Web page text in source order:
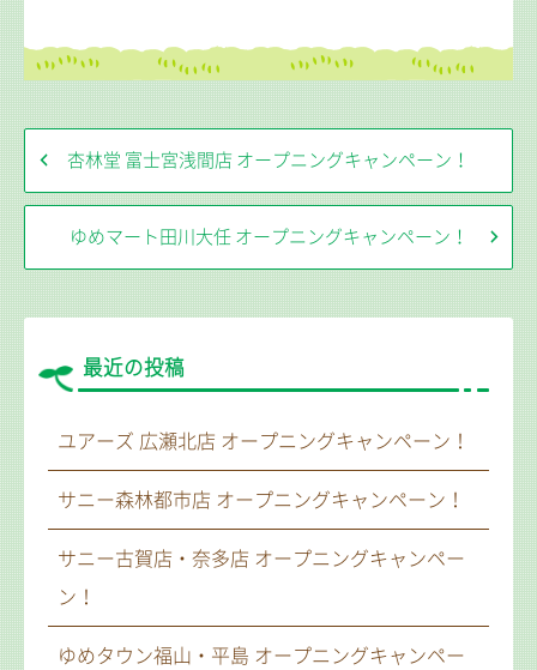
杏林堂 富士宮浅間店 オープニングキャンペーン！
ゆめマート田川大任 オープニングキャンペーン！
最近の投稿
ユアーズ 広瀬北店 オープニングキャンペーン！
サニー森林都市店 オープニングキャンペーン！
サニー古賀店・奈多店 オープニングキャンペー
ン！
ゆめタウン福山・平島 オープニングキャンペー